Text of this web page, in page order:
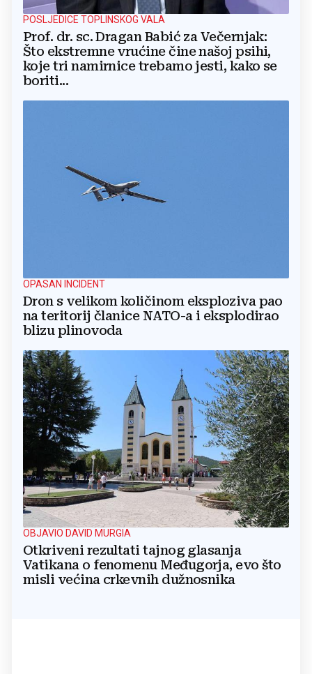
POSLJEDICE TOPLINSKOG VALA
Prof. dr. sc. Dragan Babić za Večernjak:
Što ekstremne vrućine čine našoj psihi,
koje tri namirnice trebamo jesti, kako se
boriti...
OPASAN INCIDENT
Dron s velikom količinom eksploziva pao
na teritorij članice NATO-a i eksplodirao
blizu plinovoda
OBJAVIO DAVID MURGIA
Otkriveni rezultati tajnog glasanja
Vatikana o fenomenu Međugorja, evo što
misli većina crkevnih dužnosnika